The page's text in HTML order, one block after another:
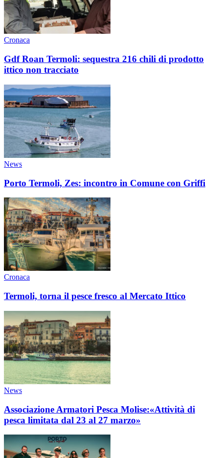
Cronaca
Gdf Roan Termoli: sequestra 216 chili di prodotto
ittico non tracciato
News
Porto Termoli, Zes: incontro in Comune con Griffi
Cronaca
Termoli, torna il pesce fresco al Mercato Ittico
News
Associazione Armatori Pesca Molise:«Attività di
pesca limitata dal 23 al 27 marzo»